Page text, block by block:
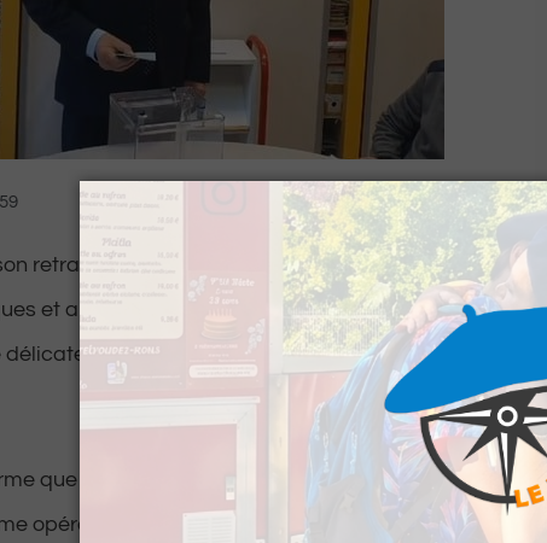
retrait de la course à la 4e circonscription
et après avoir subi en mai dernier une
Jean Lassalle donne des
que son état de santé va très bien après
opération depuis le mois de janvier. Selon